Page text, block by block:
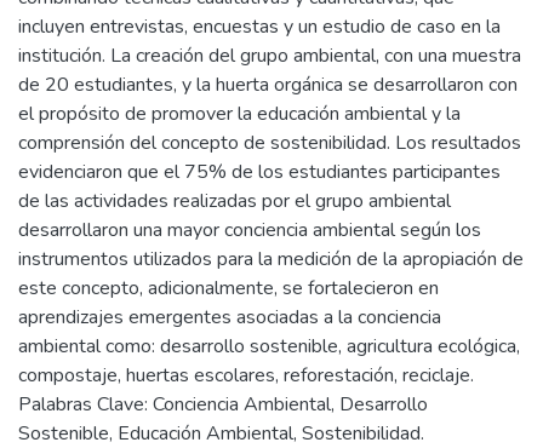
incluyen entrevistas, encuestas y un estudio de caso en la
institución. La creación del grupo ambiental, con una muestra
de 20 estudiantes, y la huerta orgánica se desarrollaron con
el propósito de promover la educación ambiental y la
comprensión del concepto de sostenibilidad. Los resultados
evidenciaron que el 75% de los estudiantes participantes
de las actividades realizadas por el grupo ambiental
desarrollaron una mayor conciencia ambiental según los
instrumentos utilizados para la medición de la apropiación de
este concepto, adicionalmente, se fortalecieron en
aprendizajes emergentes asociadas a la conciencia
ambiental como: desarrollo sostenible, agricultura ecológica,
compostaje, huertas escolares, reforestación, reciclaje.
Palabras Clave: Conciencia Ambiental, Desarrollo
Sostenible, Educación Ambiental, Sostenibilidad.